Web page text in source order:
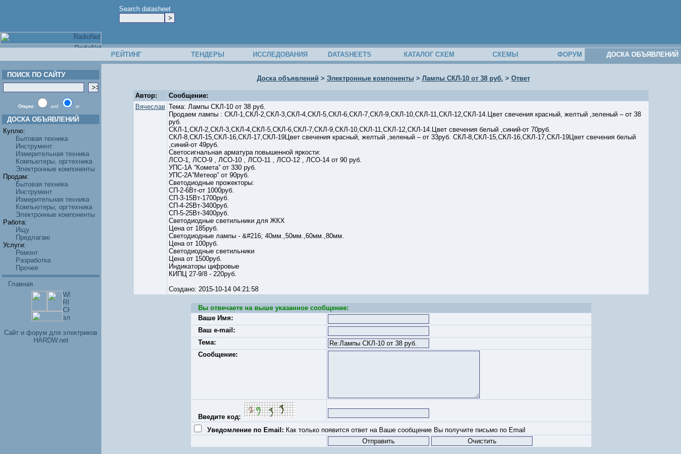
Search datasheet
РЕЙТИНГ ТЕНДЕРЫ ИССЛЕДОВАНИЯ DATASHEETS КАТАЛОГ СХЕМ СХЕМЫ ФОРУМ ДОСКА ОБЪЯВЛЕНИЙ
ПОИСК ПО САЙТУ
Опции: and or
ДОСКА ОБЪЯВЛЕНИЙ
Куплю:
Бытовая техника
Инструмент
Измерительная техника
Компьютеры, оргтехника
Электронные компоненты
Продам:
Бытовая техника
Инструмент
Измерительная техника
Компьютеры, оргтехника
Электронные компоненты
Работа:
Ищу
Предлагаю
Услуги:
Ремонт
Разработка
Прочее
Главная
Cайт и форум для электриков
HARDW.net
Доска объявлений > Электронные компоненты> Лампы СКЛ-10 от 38 руб. > Ответ
Автор:
Сообщение:
Вячеслав Тема: Лампы СКЛ-10 от 38 руб.
Продаем лампы : СКЛ-1,СКЛ-2,СКЛ-3,СКЛ-4,СКЛ-5,СКЛ-6,СКЛ-7,СКЛ-9,СКЛ-10,СКЛ-11,СКЛ-12,СКЛ-14.Цвет свечения красный, желтый ,зеленый – от 38
руб.
СКЛ-1,СКЛ-2,СКЛ-3,СКЛ-4,СКЛ-5,СКЛ-6,СКЛ-7,СКЛ-9,СКЛ-10,СКЛ-11,СКЛ-12,СКЛ-14.Цвет свечения белый ,синий-от 70руб.
СКЛ-8,СКЛ-15,СКЛ-16,СКЛ-17,СКЛ-19Цвет свечения красный, желтый ,зеленый – от 33руб. СКЛ-8,СКЛ-15,СКЛ-16,СКЛ-17,СКЛ-19Цвет свечения белый
,синий-от 49руб.
Светосигнальная арматура повышенной яркости:
ЛСО-1, ЛСО-9 , ЛСО-10 , ЛСО-11 , ЛСО-12 , ЛСО-14 от 90 руб.
УПС-1А “Комета” от 330 руб.
УПС-2А”Метеор” от 90руб.
Светодиодные прожекторы:
СП-2-6Вт-от 1000руб.
СП-3-15Вт-1700руб.
СП-4-25Вт-3400руб.
CП-5-25Вт-3400руб.
Светодиодные светильники для ЖКХ
Цена от 185руб.
Светодиодные лампы - &#216; 40мм.,50мм.,60мм.,80мм.
Цена от 100руб.
Светодиодные светильники
Цена от 1500руб.
Индикаторы цифровые
КИПЦ 27-9/8 - 220руб.
Создано: 2015-10-14 04:21:58
Вы отвечаете на выше указанное сообщение:
Ваше Имя:
Ваш e-mail:
Тема:
Сообщение:
Введите код:
Уведомление по Email: Как только появится ответ на Ваше сообщение Вы получите письмо по Email